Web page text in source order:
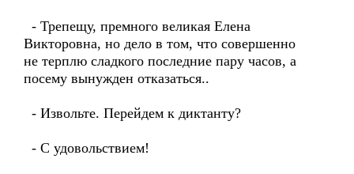
- Трепещу, премного великая Елена
Викторовна, но дело в том, что совершенно
не терплю сладкого последние пару часов, а
посему вынужден отказаться..
- Извольте. Перейдем к диктанту?
- С удовольствием!